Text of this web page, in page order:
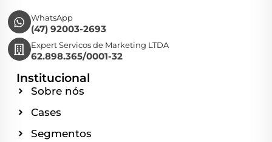
WhatsApp
(47) 92003-2693
Expert Servicos de Marketing LTDA
62.898.365/0001-32
Institucional
Sobre nós
Cases
Segmentos